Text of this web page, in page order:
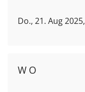
Do., 21. Aug
WO